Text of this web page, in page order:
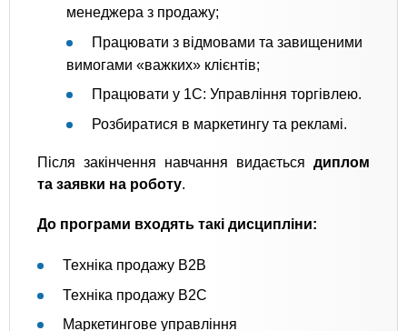
менеджера з продажу;
Працювати з відмовами та завищеними
вимогами «важких» клієнтів;
Працювати у 1С: Управління торгівлею.
Розбиратися в маркетингу та рекламі.
Після закінчення навчання видається диплом
та заявки на роботу.
До програми входять такі дисципліни:
Техніка продажу B2B
Техніка продажу B2C
Маркетингове управління